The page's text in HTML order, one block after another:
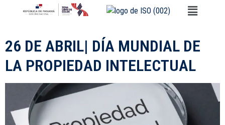
26 DE ABRIL| DÍA MUNDIAL DE
LA PROPIEDAD INTELECTUAL